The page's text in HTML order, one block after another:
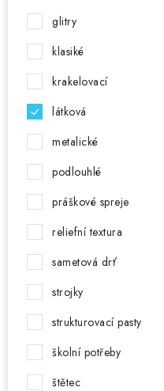
glitry
klasiké
krakelovací
látková
metalické
podlouhlé
práškové spreje
reliefní textura
sametová drť
strojky
strukturovací pasty
školní potřeby
štětec